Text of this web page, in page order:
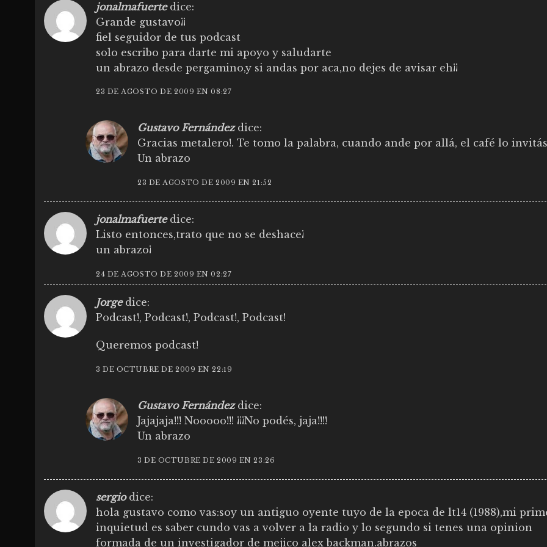
jonalmafuerte dice:
Grande gustavo¡¡
fiel seguidor de tus podcast
solo escribo para darte mi apoyo y saludarte
un abrazo desde pergamino,y si andas por aca,no dejes de avisar eh¡¡
23 DE AGOSTO DE 2009 EN 08:27
Gustavo Fernández dice:
Gracias metalero!. Te tomo la palabra, cuando ande por allá, el café lo
Un abrazo
23 DE AGOSTO DE 2009 EN 21:52
jonalmafuerte dice:
Listo entonces,trato que no se deshace¡
un abrazo¡
24 DE AGOSTO DE 2009 EN 02:27
Jorge dice:
Podcast!, Podcast!, Podcast!, Podcast!
Queremos podcast!
3 DE OCTUBRE DE 2009 EN 22:19
Gustavo Fernández dice:
Jajajaja!!! Nooooo!!! ¡¡¡No podés, jaja!!!!
Un abrazo
3 DE OCTUBRE DE 2009 EN 23:26
sergio dice:
hola gustavo como vas:soy un antiguo oyente tuyo de la epoca de lt14 (1988),mi
inquietud es saber cundo vas a volver a la radio y lo segundo si tenes una opinion
formada de un investigador de mejico alex backman.abrazos